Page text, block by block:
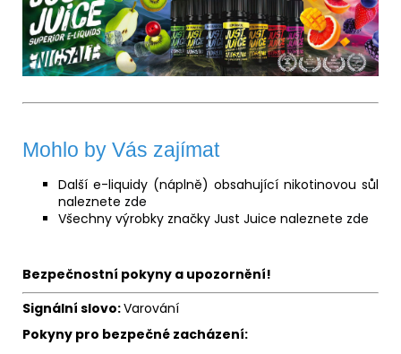
Mohlo by Vás zajímat
Další e-liquidy (náplně) obsahující nikotinovou sůl
naleznete zde
Všechny výrobky značky Just Juice naleznete zde
Bezpečnostní pokyny a upozornění!
Signální slovo:Varování
Pokyny pro bezpečné zacházení: